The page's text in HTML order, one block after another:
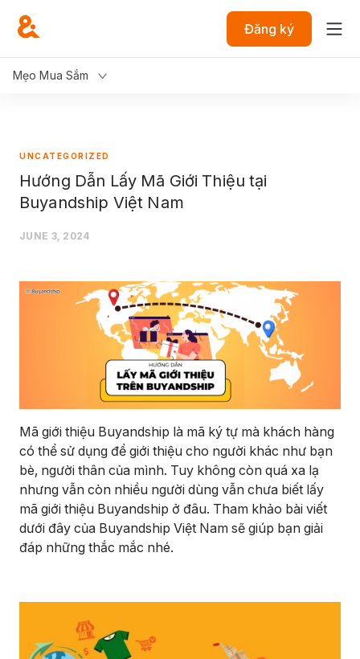
Đăng ký
Mẹo Mua Sắm
UNCATEGORIZED
Hướng Dẫn Lấy Mã Giới Thiệu tại
Buyandship Việt Nam
JUNE 3, 2024
Mã giới thiệu Buyandship là mã ký tự mà khách hàng
có thể sử dụng để giới thiệu cho người khác như bạn
bè, người thân của mình. Tuy không còn quá xa lạ
nhưng vẫn còn nhiều người dùng vẫn chưa biết lấy
mã giới thiệu Buyandship ở đâu. Tham khảo bài viết
dưới đây của Buyandship Việt Nam sẽ giúp bạn giải
đáp những thắc mắc nhé.